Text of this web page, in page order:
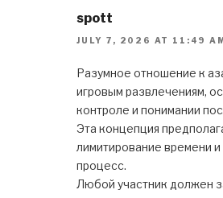
spott
JULY 7, 2026 AT 11:49 AM
Разумное отношение к
игровым развлечениям,
контроле и понимании
Эта концепция
лимитирование времени
процесс.
Любой участник должен